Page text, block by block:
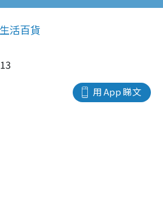
生活百貨
用 App 睇文